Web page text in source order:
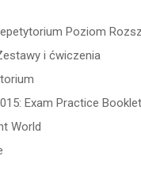
Poziom
i ćwiczenia
Exam Practice Booklet
World